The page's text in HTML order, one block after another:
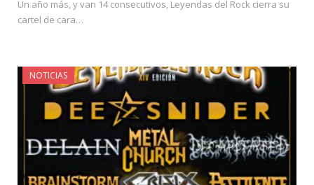
Un año más, y van 14 consecutivos, Leyendas del Rock cierra su
cartel de cara…
NOTICIAS